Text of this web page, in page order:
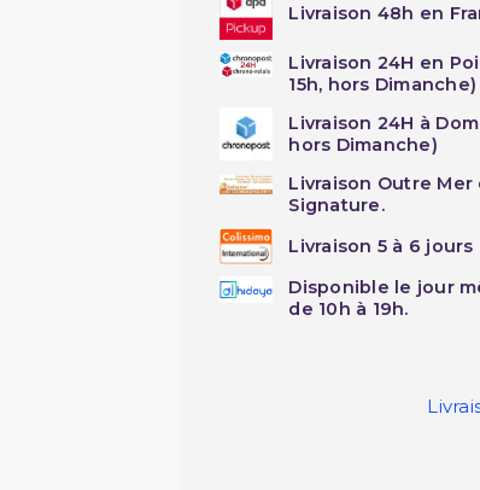
Livraison 48h en
Livraison 24H en
15h, hors Dimanche)
Livraison 24H à
hors Dimanche)
Livraison Outre Mer
Signature.
Livraison 5 à 6 jours
Disponible le jour
de 10h à 19h.